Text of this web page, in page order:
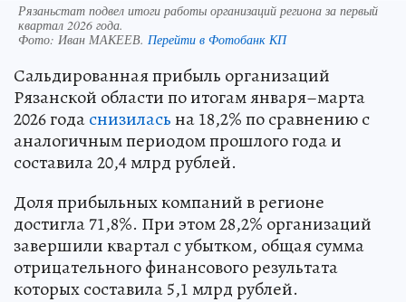
Рязаньстат подвел итоги работы организаций региона за первый
квартал 2026 года.
Фото: Иван МАКЕЕВ. Перейти в Фотобанк КП
Сальдированная прибыль организаций
Рязанской области по итогам января–марта
2026 годаснизиласьна 18,2% по сравнению с
аналогичным периодом прошлого года и
составила 20,4 млрд рублей.
Доля прибыльных компаний в регионе
достигла 71,8%. При этом 28,2% организаций
завершили квартал с убытком, общая сумма
отрицательного финансового результата
которых составила 5,1 млрд рублей.